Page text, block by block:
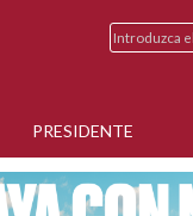
PRESIDENTE